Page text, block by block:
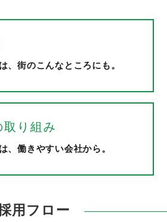
、街のこんなところにも。
り組み
、働きやすい会社から。
用フロー